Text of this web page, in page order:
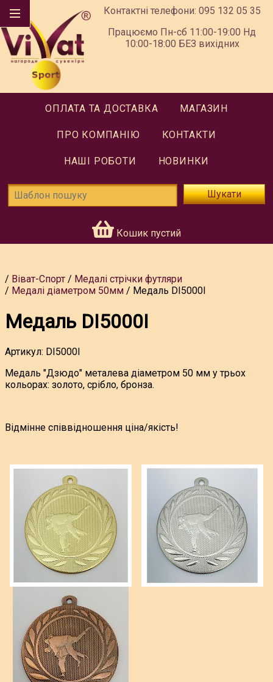
Контактні телефони: 095 132 05 35
Працюємо Пн-сб 11:00-19:00 Нд
10:00-18:00 БЕЗ вихідних
ОПЛАТА ТА ДОСТАВКА МАГАЗИН
ПРО КОМПАНІЮ КОНТАКТИ
НАШІ РОБОТИ НОВИНКИ
Шукати
Кошик пустий
Віват-Спорт
Медалі стрічки футляри
Медалі діаметром 50мм
Медаль DI5000I
Медаль DI5000I
Артикул: DI5000I
Медаль "Дзюдо" металева діаметром 50 мм у трьох
кольорах: золото, срібло, бронза.
Відмінне співвідношення ціна/якість!